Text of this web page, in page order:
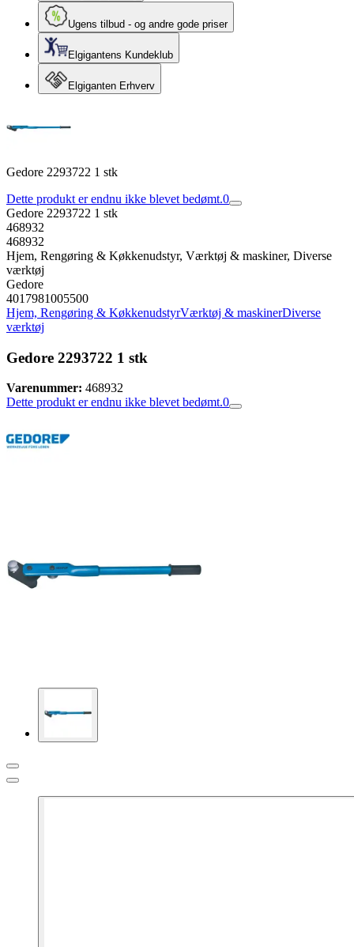
Ugens tilbud - og andre gode priser
Elgigantens Kundeklub
Elgiganten Erhverv
Gedore 2293722 1 stk
Dette produkt er endnu ikke blevet bedømt.0
Gedore 2293722 1 stk
468932
468932
Hjem, Rengøring & Køkkenudstyr, Værktøj & maskiner, Diverse
værktøj
Gedore
4017981005500
Hjem, Rengøring & KøkkenudstyrVærktøj & maskinerDiverse
værktøj
Gedore 2293722 1 stk
Varenummer: 468932
Dette produkt er endnu ikke blevet bedømt.0